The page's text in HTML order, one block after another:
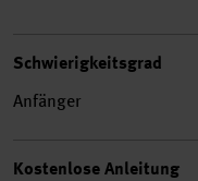
Schwierigkeitsgrad
Anfänger
Kostenlose Anleitung